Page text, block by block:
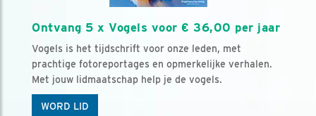
Ontvang 5 x Vogels voor € 36,00 per jaar
Vogels is het tijdschrift voor onze leden, met
prachtige fotoreportages en opmerkelijke verhalen.
Met jouw lidmaatschap help je de vogels.
WORD LID